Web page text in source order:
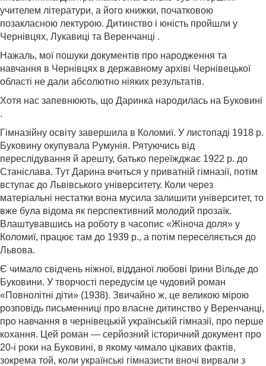
учителем літератури, а його книжки, початковою
позакласною лектурою. Дитинство і юність пройшли у
Чернівцях, Лукавиці та Веренчанці .
Нажаль, мої пошуки документів про народження та
навчання в Чернівцях в державному архіві Чернівецької
області не дали абсолютно ніяких результатів.
Хотя нас запевнюють, що Даринка народилась на Буковині
.
Гімназійну освіту завершила в Коломиї. У листопаді 1918 р.
Буковину окупувала Румунія. Рятуючись від
переслідування й арешту, батько переїжджає 1922 р. до
Станіслава. Тут Дарина вчиться у приватній гімназії, потім
вступає до Львівського університету. Коли через
матеріальні нестатки вона мусила залишити університет, то
вже була відома як перспективний молодий прозаїк.
Влаштувавшись на роботу в часопис «Жіноча доля» у
Коломиї, працює там до 1939 р., а потім переселяється до
Львова.
Є чимало свідчень ніжної, відданої любові Ірини Вільде до
Буковини. У творчості передусім це чудовий роман
«Повнолітні діти» (1938). Звичайно ж, це великою мірою
розповідь письменниці про власне дитинство у Веренчанці,
про навчання в чернівецькій українській гімназії, про перше
кохання. Цей роман — серйозний історичний документ про
20-і роки на Буковині, в якому чимало цікавих фактів,
зокрема той, коли українські гімназисти вночі вирвали з